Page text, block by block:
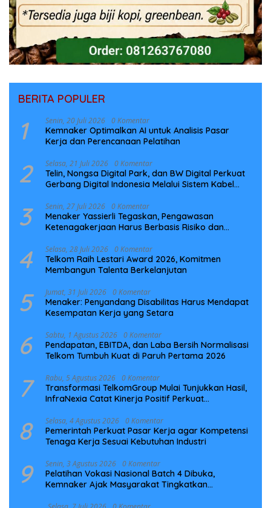
BERITA POPULER
1 Senin, 20 Juli 2026 0 Komentar
Kemnaker Optimalkan AI untuk Analisis Pasar
Kerja dan Perencanaan Pelatihan
2 Selasa, 21 Juli 2026 0 Komentar
Telin, Nongsa Digital Park, dan BW Digital Perkuat
Gerbang Digital Indonesia Melalui Sistem Kabel
3 Senin, 27 Juli 2026 0 Komentar
Menaker Yassierli Tegaskan, Pengawasan
Ketenagakerjaan Harus Berbasis Risiko dan
4 Selasa, 28 Juli 2026 0 Komentar
Telkom Raih Lestari Award 2026, Komitmen
Membangun Talenta Berkelanjutan
5 Jumat, 31 Juli 2026 0 Komentar
Menaker: Penyandang Disabilitas Harus Mendapat
Kesempatan Kerja yang Setara
6 Sabtu, 1 Agustus 2026 0 Komentar
Pendapatan, EBITDA, dan Laba Bersih Normalisasi
Telkom Tumbuh Kuat di Paruh Pertama 2026
7 Rabu, 5 Agustus 2026 0 Komentar
Transformasi TelkomGroup Mulai Tunjukkan Hasil,
InfraNexia Catat Kinerja Positif Perkuat
8 Selasa, 4 Agustus 2026 0 Komentar
Pemerintah Perkuat Pasar Kerja agar Kompetensi
Tenaga Kerja Sesuai Kebutuhan Industri
9 Senin, 3 Agustus 2026 0 Komentar
Pelatihan Vokasi Nasional Batch 4 Dibuka,
Kemnaker Ajak Masyarakat Tingkatkan